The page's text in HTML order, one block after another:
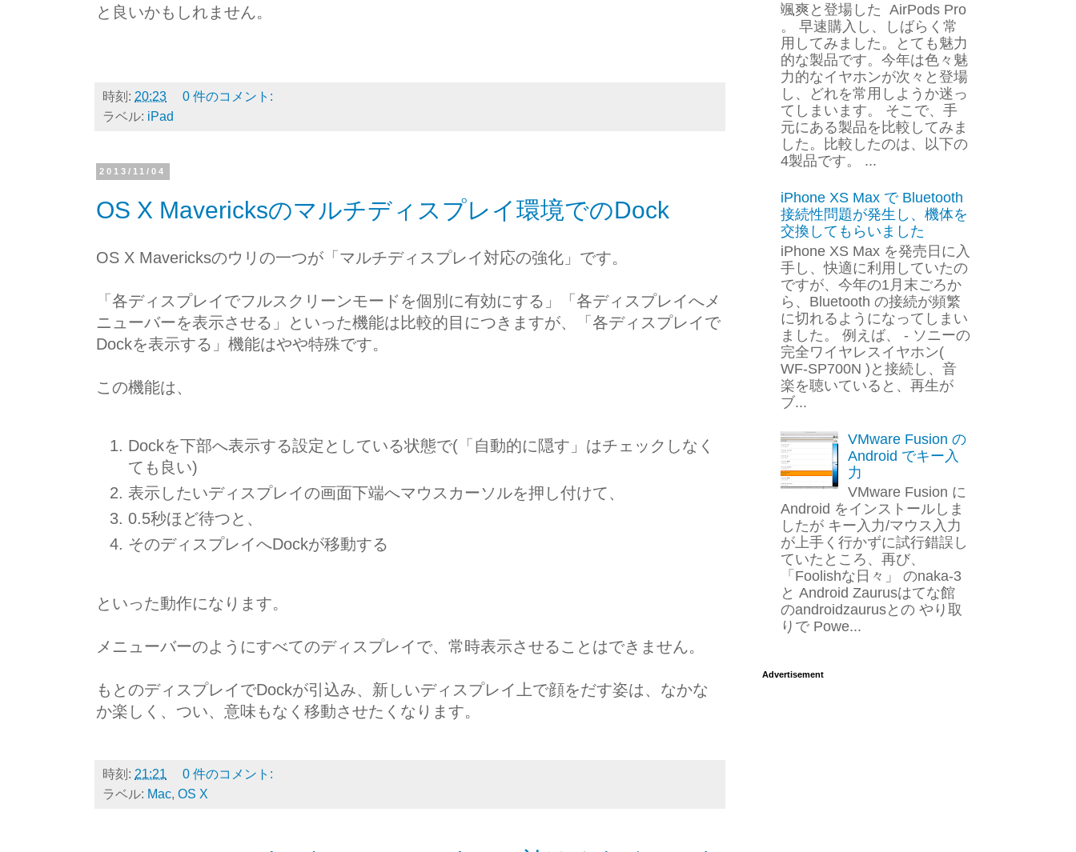
と良いかもしれません。
時刻: 20:23
0 件のコメント:
ラベル: iPad
2013/11/04
OS X Mavericksのマルチディスプレイ環境でのDock
OS X Mavericksのウリの一つが「マルチディスプレイ対応の強化」です。
「各ディスプレイでフルスクリーンモードを個別に有効にする」「各ディスプレイへメ
ニューバーを表示させる」といった機能は比較的目につきますが、「各ディスプレイで
Dockを表示する」機能はやや特殊です。
この機能は、
Dockを下部へ表示する設定としている状態で(「自動的に隠す」はチェックしなく
ても良い)
表示したいディスプレイの画面下端へマウスカーソルを押し付けて、
0.5秒ほど待つと、
そのディスプレイへDockが移動する
といった動作になります。
メニューバーのようにすべてのディスプレイで、常時表示させることはできません。
もとのディスプレイでDockが引込み、新しいディスプレイ上で顔をだす姿は、なかな
か楽しく、つい、意味もなく移動させたくなります。
時刻: 21:21
0 件のコメント:
ラベル: Mac, OS X
颯爽と登場した AirPods Pro
。 早速購入し、しばらく常
用してみました。とても魅力
的な製品です。今年は色々魅
力的なイヤホンが次々と登場
し、どれを常用しようか迷っ
てしまいます。 そこで、手
元にある製品を比較してみま
した。比較したのは、以下の
4製品です。 ...
iPhone XS Max で Bluetooth
接続性問題が発生し、機体を
交換してもらいました
iPhone XS Max を発売日に入
手し、快適に利用していたの
ですが、今年の1月末ごろか
ら、Bluetooth の接続が頻繁
に切れるようになってしまい
ました。 例えば、 - ソニーの
完全ワイヤレスイヤホン(
WF-SP700N )と接続し、音
楽を聴いていると、再生が
ブ...
VMware Fusion の
Android でキー入
力
VMware Fusion に
Android をインストールしま
したが キー入力/マウス入力
が上手く行かずに試行錯誤し
ていたところ、再び、
「Foolishな日々」 のnaka-3
と Android Zaurusはてな館
のandroidzaurusとの やり取
りで Powe...
Advertisement